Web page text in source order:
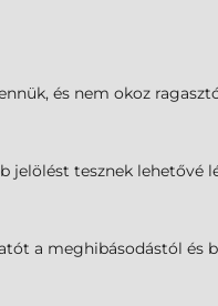
és nem okoz
jelölést tesznek lehetővé
a meghibásodástól és